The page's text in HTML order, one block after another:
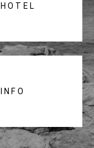
HOTEL
INFO